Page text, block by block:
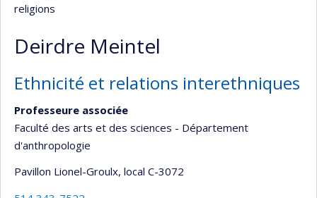
religions
Deirdre Meintel
Ethnicité et relations interethniques
Professeure associée
Faculté des arts et des sciences - Département
d'anthropologie
Pavillon Lionel-Groulx, local C-3072